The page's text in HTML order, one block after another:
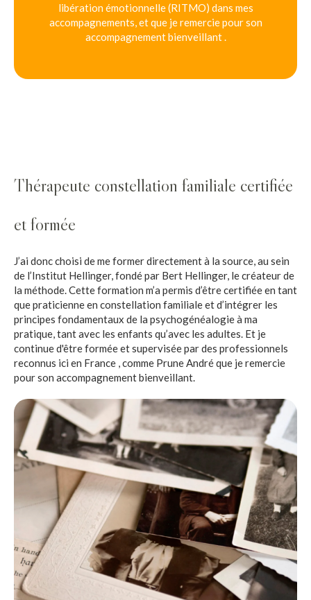
libération émotionnelle (RITMO) dans mes
accompagnements, et que je remercie pour son
accompagnement bienveillant .
Thérapeute constellation familiale certifiée
et formée
J’ai donc choisi de me former directement à la source, au sein
de l’Institut Hellinger, fondé par Bert Hellinger, le créateur de
la méthode. Cette formation m’a permis d’être certifiée en tant
que praticienne en constellation familiale et d’intégrer les
principes fondamentaux de la psychogénéalogie à ma
pratique, tant avec les enfants qu’avec les adultes. Et je
continue d'être formée et supervisée par des professionnels
reconnus ici en France , comme Prune André que je remercie
pour son accompagnement bienveillant.